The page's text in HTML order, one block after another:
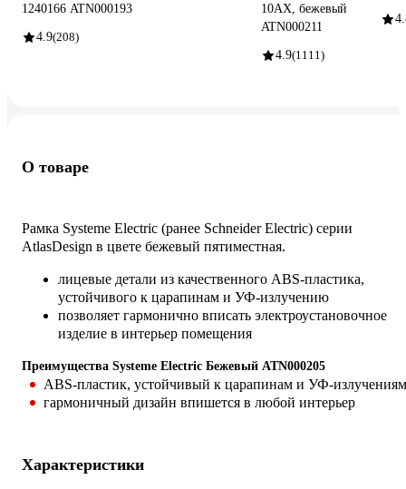
1240166 ATN000193
4.9(208)
10АХ, бежевый
ATN000211
4.9(1111)
О товаре
Рамка Systeme Electric (ранее Schneider Electric) серии
AtlasDesign в цвете бежевый пятиместная.
лицевые детали из качественного ABS-пластика,
устойчивого к царапинам и УФ-излучению
позволяет гармонично вписать электроустановочное
изделие в интерьер помещения
Преимущества Systeme Electric Бежевый ATN000205
ABS-пластик, устойчивый к царапинам и УФ-излучениям
гармоничный дизайн впишется в любой интерьер
Характеристики